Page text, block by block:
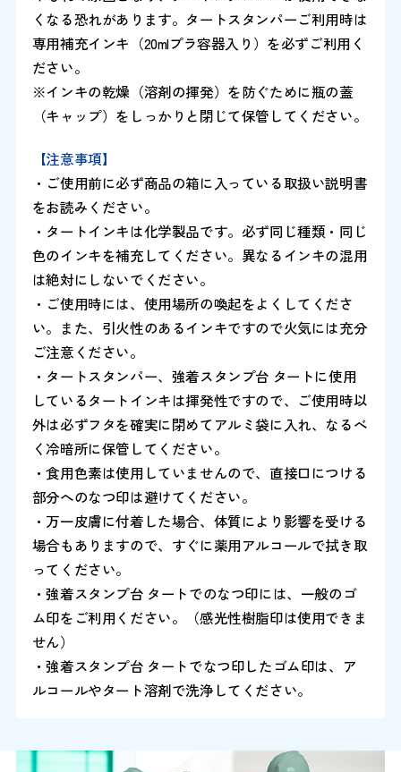
くなる恐れがあります。タートスタンパーご利用時は
専用補充インキ（20mlプラ容器入り）を必ずご利用く
ださい。
※インキの乾燥（溶剤の揮発）を防ぐために瓶の蓋
（キャップ）をしっかりと閉じて保管してください。
【注意事項】
・ご使用前に必ず商品の箱に入っている取扱い説明書
をお読みください。
・タートインキは化学製品です。必ず同じ種類・同じ
色のインキを補充してください。異なるインキの混用
は絶対にしないでください。
・ご使用時には、使用場所の喚起をよくしてくださ
い。また、引火性のあるインキですので火気には充分
ご注意ください。
・タートスタンパー、強着スタンプ台 タートに使用
しているタートインキは揮発性ですので、ご使用時以
外は必ずフタを確実に閉めてアルミ袋に入れ、なるべ
く冷暗所に保管してください。
・食用色素は使用していませんので、直接口につける
部分へのなつ印は避けてください。
・万一皮膚に付着した場合、体質により影響を受ける
場合もありますので、すぐに薬用アルコールで拭き取
ってください。
・強着スタンプ台 タートでのなつ印には、一般のゴ
ム印をご利用ください。（感光性樹脂印は使用できま
せん）
・強着スタンプ台 タートでなつ印したゴム印は、ア
ルコールやタート溶剤で洗浄してください。